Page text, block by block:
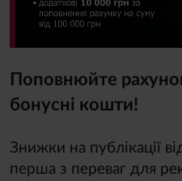
Поповнюйте
бонусні кошти!
Знижки на публікації
перша з переваг для